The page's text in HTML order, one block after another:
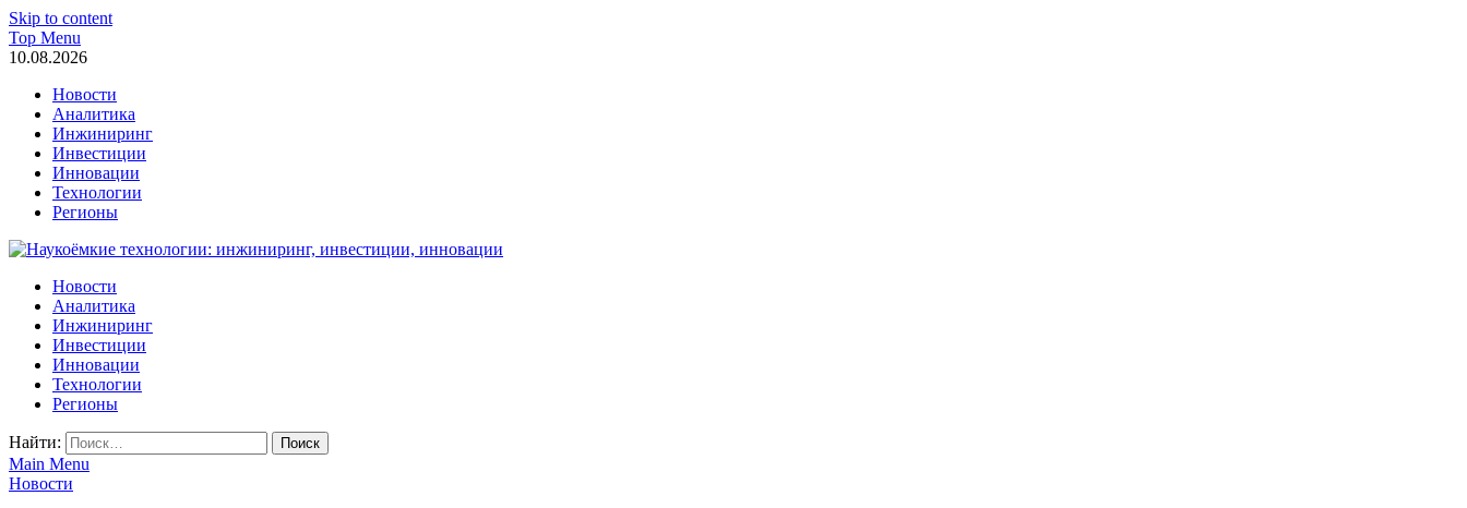
Skip to content
Top Menu
10.08.2026
Новости
Аналитика
Инжиниринг
Инвестиции
Инновации
Технологии
Регионы
Наукоёмкие технологии: инжиниринг, инвестиции, инновации
Новости
Аналитика
Инжиниринг
Инвестиции
Инновации
Технологии
Регионы
Найти:
Main Menu
Новости